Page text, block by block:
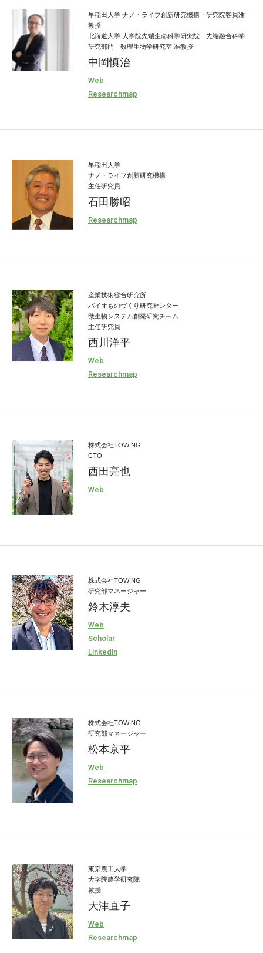
早稲田大学 ナノ・ライフ創新研究機構・研究院客員准
教授
北海道大学 大学院先端生命科学研究院 先端融合科学
研究部門 数理生物学研究室 准教授
中岡慎治
Web
Researchmap
早稲田大学
ナノ・ライフ創新研究機構
主任研究員
石田勝昭
Researchmap
産業技術総合研究所
バイオものづくり研究センター
微生物システム創発研究チーム
主任研究員
西川洋平
Web
Researchmap
株式会社TOWING
CTO
西田亮也
Web
株式会社TOWING
研究部マネージャー
鈴木淳夫
Web
Scholar
Linkedin
株式会社TOWING
研究部マネージャー
松本京平
Web
Researchmap
東京農工大学
大学院農学研究院
教授
大津直子
Web
Researchmap